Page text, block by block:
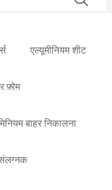
एल्यूमीनियम शीट
फ़्रेम
बाहर निकालना
संलग्नक